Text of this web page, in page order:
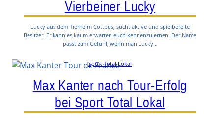
Vierbeiner Lucky
Lucky aus dem Tierheim Cottbus, sucht aktive und spielbereite
Besitzer. Er kann es kaum erwarten euch kennenzulernen. Der Name
passt zum Gefühl, wenn man Lucky…
Sport Total Lokal
Max Kanter nach Tour-Erfolg
bei Sport Total Lokal